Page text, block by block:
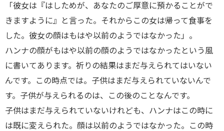
「彼女は『はしためが、あなたのご厚意に預かることがで
きますように』と言った。それからこの女は帰って食事を
した。彼女の顔はもはや以前のようではなかった」。
ハンナの顔がもはや以前の顔のようではなかったという風
に書いてあります。祈りの結果はまだ与えられてはいない
んです。この時点では。子供はまだ与えられていないんで
す。子供が与えられるのは、この後のことなんです。
子供はまだ与えられていないけれども、ハンナはこの時に
は既に変えられた。顔は以前のようではなかった。この時